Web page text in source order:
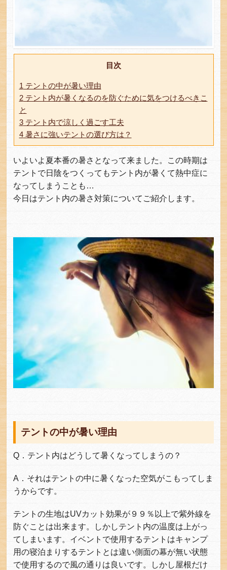
目次
1 テントの中が暑い理由
2テント内が暑くなるのを防ぐために気をつけるべきこ
と
3テント内で涼しく過ごす工夫
4暑さに強いテントの選び方は？
いよいよ夏本番の暑さとなって来ました。この時期は
テントで日陰をつくってもテント内が暑くて熱中症に
なってしまうことも…
今日はテント内の暑さ対策についてご紹介します。
テントの中が暑い理由
Q．テント内はどうして暑くなってしまうの？
A．それはテントの中に暑くなった空気がこもってしま
うからです。
テントの生地はUVカット効果が９９％以上で紫外線を
防ぐことは出来ます。しかしテント内の温度は上がっ
てしまいます。イベントで使用するテントはキャンプ
用の寝泊まりするテントとは違い側面の幕が無い状態
で使用するので風の通りは良いです。しかし屋根だけ